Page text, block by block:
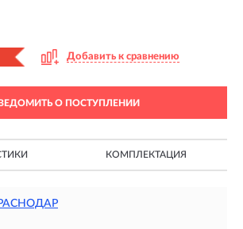
Добавить к сравнению
О ПОСТУПЛЕНИИ
КОМПЛЕКТАЦИЯ